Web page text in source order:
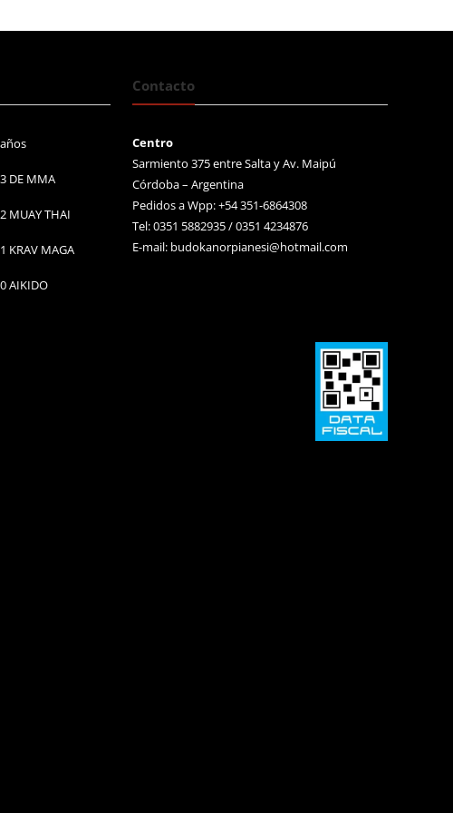
DE MMA
MUAY THAI
KRAV MAGA
AIKIDO
Contacto
Centro
Sarmiento 375 entre Salta y Av. Maipú
Córdoba – Argentina
Pedidos a Wpp: +54 351-6864308
Tel: 0351 5882935 / 0351 4234876
E-mail: budokanorpianesi@hotmail.com